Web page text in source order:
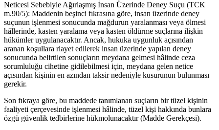
Neticesi Sebebiyle Ağırlaşmış İnsan Üzerinde Deney Suçu (TCK
m.90/5): Maddenin beşinci fıkrasına göre, insan üzerinde deney
suçunun işlenmesi sonucunda mağdurun yaralanması veya ölmesi
hâllerinde, kasten yaralama veya kasten öldürme suçlarına ilişkin
hükümler uygulanacaktır. Ancak, hukuka uygunluk açısından
aranan koşullara riayet edilerek insan üzerinde yapılan deney
sonucunda belirtilen sonuçların meydana gelmesi hâlinde ceza
sorumluluğu cihetine gidilebilmesi için, meydana gelen netice
açısından kişinin en azından taksir nedeniyle kusurunun bulunması
gerekir.
Son fıkraya göre, bu maddede tanımlanan suçların bir tüzel kişinin
faaliyeti çerçevesinde işlenmesi hâlinde, tüzel kişi hakkında bunlara
özgü güvenlik tedbirlerine hükmolunacaktır (Madde Gerekçesi).